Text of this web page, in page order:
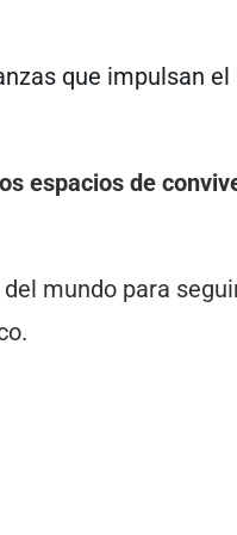
que impulsan el
espacios de
mundo para